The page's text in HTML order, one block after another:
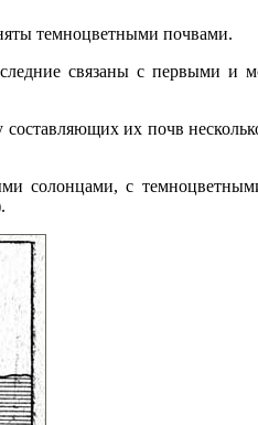
темноцветными почвами.
связаны с первыми и
составляю­щих их почв
солонца­ми, с